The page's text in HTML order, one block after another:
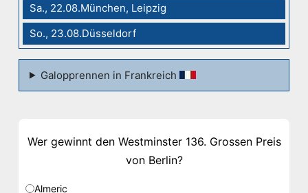
Sa., 22.08.München, Leipzig
So., 23.08.Düsseldorf
Galopprennen in Frankreich
Wer gewinnt den Westminster 136. Grossen Preis
von Berlin?
Almeric